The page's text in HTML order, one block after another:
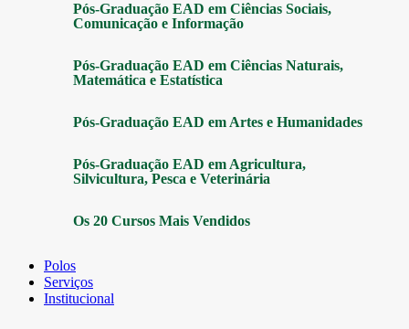
Pós-Graduação EAD em Ciências Sociais,
Comunicação e Informação
Pós-Graduação EAD em Ciências Naturais,
Matemática e Estatística
Pós-Graduação EAD em Artes e Humanidades
Pós-Graduação EAD em Agricultura,
Silvicultura, Pesca e Veterinária
Os 20 Cursos Mais Vendidos
Polos
Serviços
Institucional